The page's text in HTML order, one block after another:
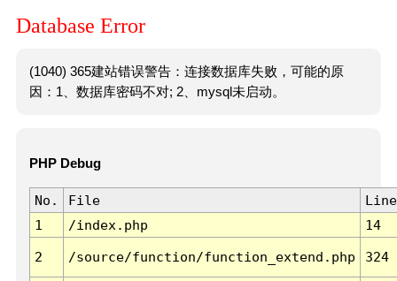
Database Error
(1040) 365建站错误警告：连接数据库失败，可能的原
因：1、数据库密码不对; 2、mysql未启动。
PHP Debug
No. File
Line
1
/index.php 14
2 /source/function/function_extend.php 324